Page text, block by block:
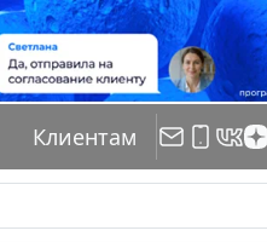
Клиентам